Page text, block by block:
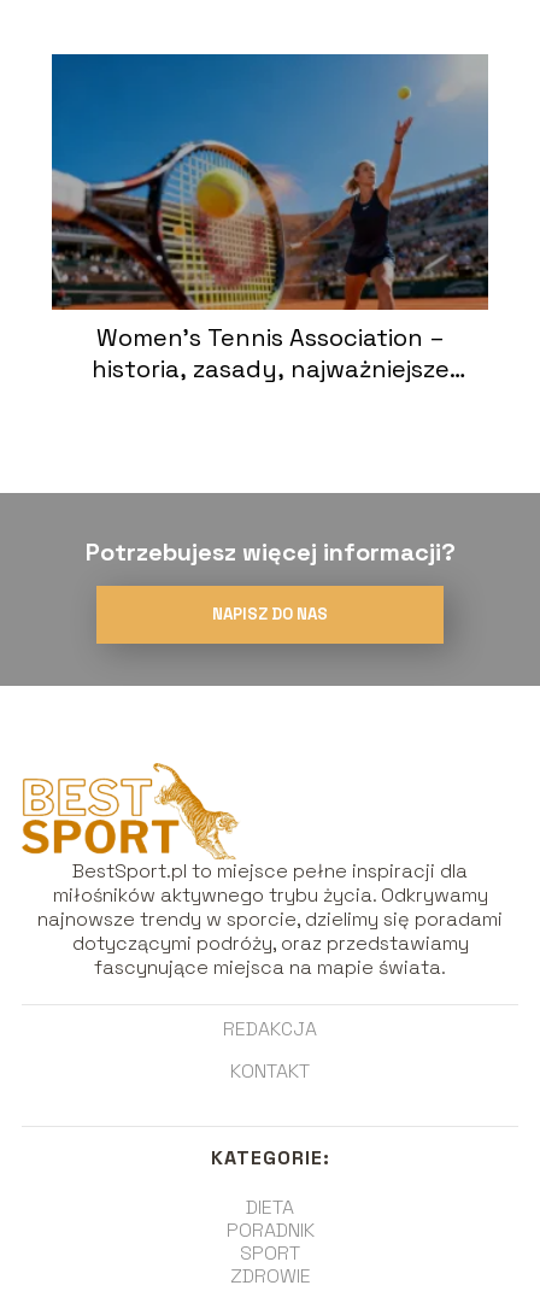
Women’s Tennis Association –
historia, zasady, najważniejsze
Potrzebujesz więcej informacji?
NAPISZ DO NAS
BestSport.pl to miejsce pełne inspiracji dla
miłośników aktywnego trybu życia. Odkrywamy
najnowsze trendy w sporcie, dzielimy się poradami
dotyczącymi podróży, oraz przedstawiamy
fascynujące miejsca na mapie świata.
REDAKCJA
KONTAKT
KATEGORIE:
DIETA
PORADNIK
SPORT
ZDROWIE